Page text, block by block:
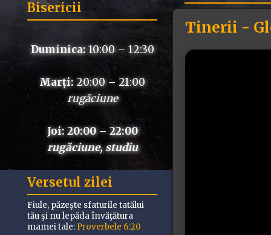
Tinerii -
Bisericii
Duminica: 10:00 – 12:30
Marți:20:00 – 21:00
rugăciune
Joi: 20:00 – 22:00
rugăciune, studiu
Versetul zilei
Fiule, păzeşte sfaturile tatălui
tău şi nu lepăda învăţătura
mamei tale: Proverbele 6:20